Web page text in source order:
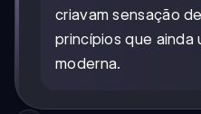
criavam sensação
princípios que ainda
moderna.